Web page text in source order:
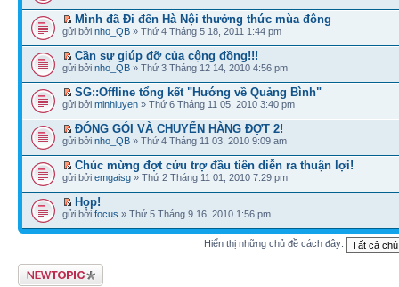
Mình đã Đi đến Hà Nội thưởng thức mùa đông
gửi bởi nho_QB » Thứ 4 Tháng 5 18, 2011 1:44 pm
Cần sự giúp đỡ của cộng đồng!!!
gửi bởi nho_QB » Thứ 3 Tháng 12 14, 2010 4:56 pm
SG::Offline tổng kết "Hướng về Quảng Bình"
gửi bởi minhluyen » Thứ 6 Tháng 11 05, 2010 3:40 pm
ĐÓNG GÓI VÀ CHUYỂN HÀNG ĐỢT 2!
gửi bởi nho_QB » Thứ 4 Tháng 11 03, 2010 9:09 am
Chúc mừng đợt cứu trợ đầu tiên diễn ra thuận lợi!
gửi bởi emgaisg » Thứ 2 Tháng 11 01, 2010 7:29 pm
Họp!
gửi bởi focus » Thứ 5 Tháng 9 16, 2010 1:56 pm
Hiển thị những chủ đề cách đây:
Tạo chủ đề mới